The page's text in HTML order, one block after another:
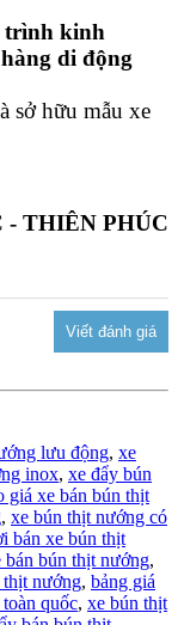
trình kinh
di động
sở hữu mẫu xe
- THIÊN PHÚC
lưu động, xe
inox, xe đẩy bún
giá xe bán bún thịt
, xe bún thịt nướng có
bán xe bún thịt
bán bún thịt nướng,
thịt nướng, bảng giá
quốc, xe bún thịt